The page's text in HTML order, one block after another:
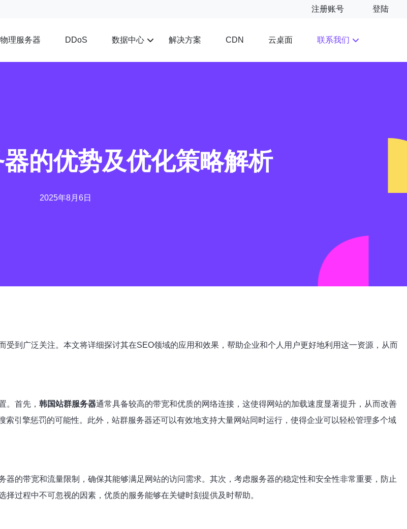
注册账号 登陆
物理服务器 DDoS 数据中心 解决方案 CDN 云桌面 联系我们
的优势及优化策略解析
2025年8月6日
到广泛关注。本文将详细探讨其在SEO领域的应用和效果，帮助企业和个人用户更好地利用这一资源，从而
。首先， 韩国站群服务器通常具备较高的带宽和优质的网络连接，这使得网站的加载速度显著提升，从而改善
引擎惩罚的可能性。此外，站群服务器还可以有效地支持大量网站同时运行，使得企业可以轻松管理多个域
的带宽和流量限制，确保其能够满足网站的访问需求。其次，考虑服务器的稳定性和安全性非常重要，防止
过程中不可忽视的因素，优质的服务能够在关键时刻提供及时帮助。